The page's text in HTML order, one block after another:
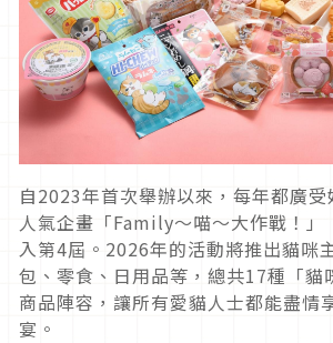
自2023年首次舉辦以來，每年都廣受
人氣企畫「Family～喵～大作戰！」
入第4屆。2026年的活動將推出貓咪
包、零食、日用品等，總共17種「貓
商品陣容，讓所有愛貓人士都能盡情
宴。